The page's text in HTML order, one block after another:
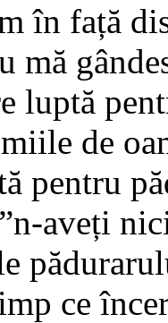
în față
mă
luptă
de
pentru
aveți
ce